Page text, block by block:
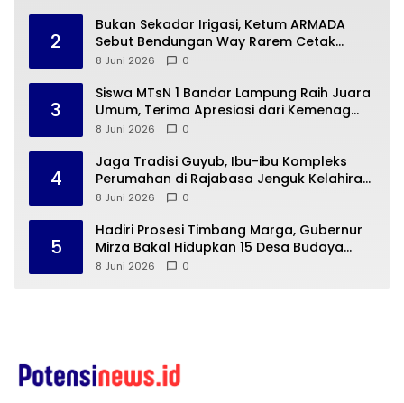
2
Bukan Sekadar Irigasi, Ketum ARMADA
Sebut Bendungan Way Rarem Cetak
Sejarah Peradaban Lampung
8 Juni 2026 0
3
Siswa MTsN 1 Bandar Lampung Raih Juara
Umum, Terima Apresiasi dari Kemenag
Kota Bandar Lampung
8 Juni 2026 0
4
Jaga Tradisi Guyub, Ibu-ibu Kompleks
Perumahan di Rajabasa Jenguk Kelahiran
Buah Hati Warga
8 Juni 2026 0
5
Hadiri Prosesi Timbang Marga, Gubernur
Mirza Bakal Hidupkan 15 Desa Budaya
Lampung
8 Juni 2026 0